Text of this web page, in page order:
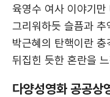
육영수 여사 이야기
그리워하듯 슬픔과
박근혜의 탄핵이란
뒤집힌 듯한 혼란을
다양성영화 공공상